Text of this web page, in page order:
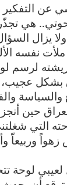
عن التفكير
هي
يزال
نفسه
لرسم
بشكل عجيب،
والسياسة
حين
التي
زهواً وربيعاّ
لوحة